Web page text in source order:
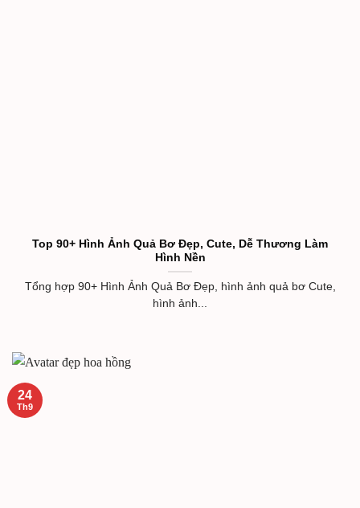
Top 90+ Hình Ảnh Quả Bơ Đẹp, Cute, Dễ Thương Làm
Hình Nền
Tổng hợp 90+ Hình Ảnh Quả Bơ Đẹp, hình ảnh quả bơ Cute,
hình ảnh...
24
Th9